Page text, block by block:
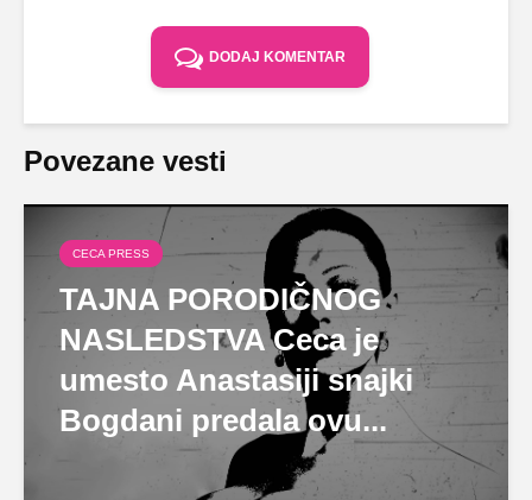
DODAJ KOMENTAR
Povezane vesti
CECA PRESS
TAJNA PORODIČNOG
NASLEDSTVA Ceca je
umesto Anastasiji snajki
Bogdani predala ovu...